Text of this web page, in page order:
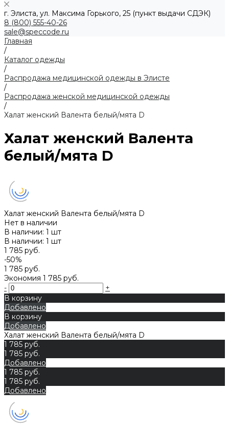
г. Элиста, ул. Максима Горького, 25 (пункт выдачи СДЭК)
8 (800) 555-40-26
sale@speccode.ru
Главная
/
Каталог одежды
/
Распродажа медицинской одежды в Элисте
/
Распродажа женской медицинской одежды
/
Халат женский Валента белый/мята D
Халат женский Валента
белый/мята D
Халат женский Валента белый/мята D
Нет в наличии
В наличии: 1 шт
В наличии: 1 шт
1 785 руб.
-50%
1 785 руб.
Экономия 1 785 руб.
-
+
В корзину
Добавлено
В корзину
Добавлено
Халат женский Валента белый/мята D
1 785 руб.
1 785 руб.
Добавлено
1 785 руб.
1 785 руб.
Добавлено